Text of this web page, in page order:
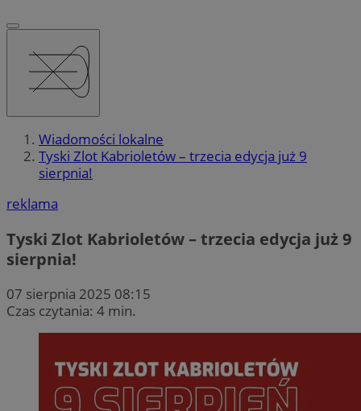
Wiadomości lokalne
Tyski Zlot Kabrioletów – trzecia edycja już 9
sierpnia!
reklama
Tyski Zlot Kabrioletów – trzecia edycja już 9
sierpnia!
07 sierpnia 2025 08:15
Czas czytania: 4 min.